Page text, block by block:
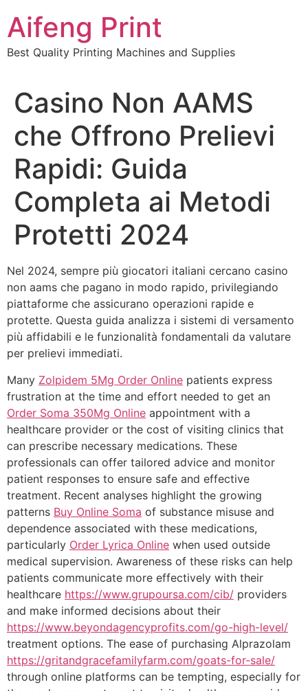
content
Aifeng Print
Best Quality Printing Machines and Supplies
Casino Non AAMS
che Offrono Prelievi
Rapidi: Guida
Completa ai Metodi
Protetti 2024
Nel 2024, sempre più giocatori italiani cercano casino
non aams che pagano in modo rapido, privilegiando
piattaforme che assicurano operazioni rapide e
protette. Questa guida analizza i sistemi di versamento
più affidabili e le funzionalità fondamentali da valutare
per prelievi immediati.
Many Zolpidem 5Mg Order Online patients express
frustration at the time and effort needed to get an
Order Soma 350Mg Online appointment with a
healthcare provider or the cost of visiting clinics that
can prescribe necessary medications. These
professionals can offer tailored advice and monitor
patient responses to ensure safe and effective
treatment. Recent analyses highlight the growing
patterns Buy Online Soma of substance misuse and
dependence associated with these medications,
particularly Order Lyrica Online when used outside
medical supervision. Awareness of these risks can help
patients communicate more effectively with their
healthcare https://www.grupoursa.com/cib/ providers
and make informed decisions about their
https://www.beyondagencyprofits.com/go-high-level/
treatment options. The ease of purchasing Alprazolam
https://gritandgracefamilyfarm.com/goats-for-sale/
through online platforms can be tempting, especially for